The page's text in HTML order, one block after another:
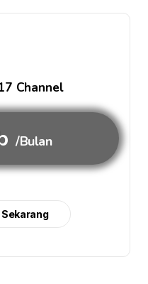
Channel
/Bulan